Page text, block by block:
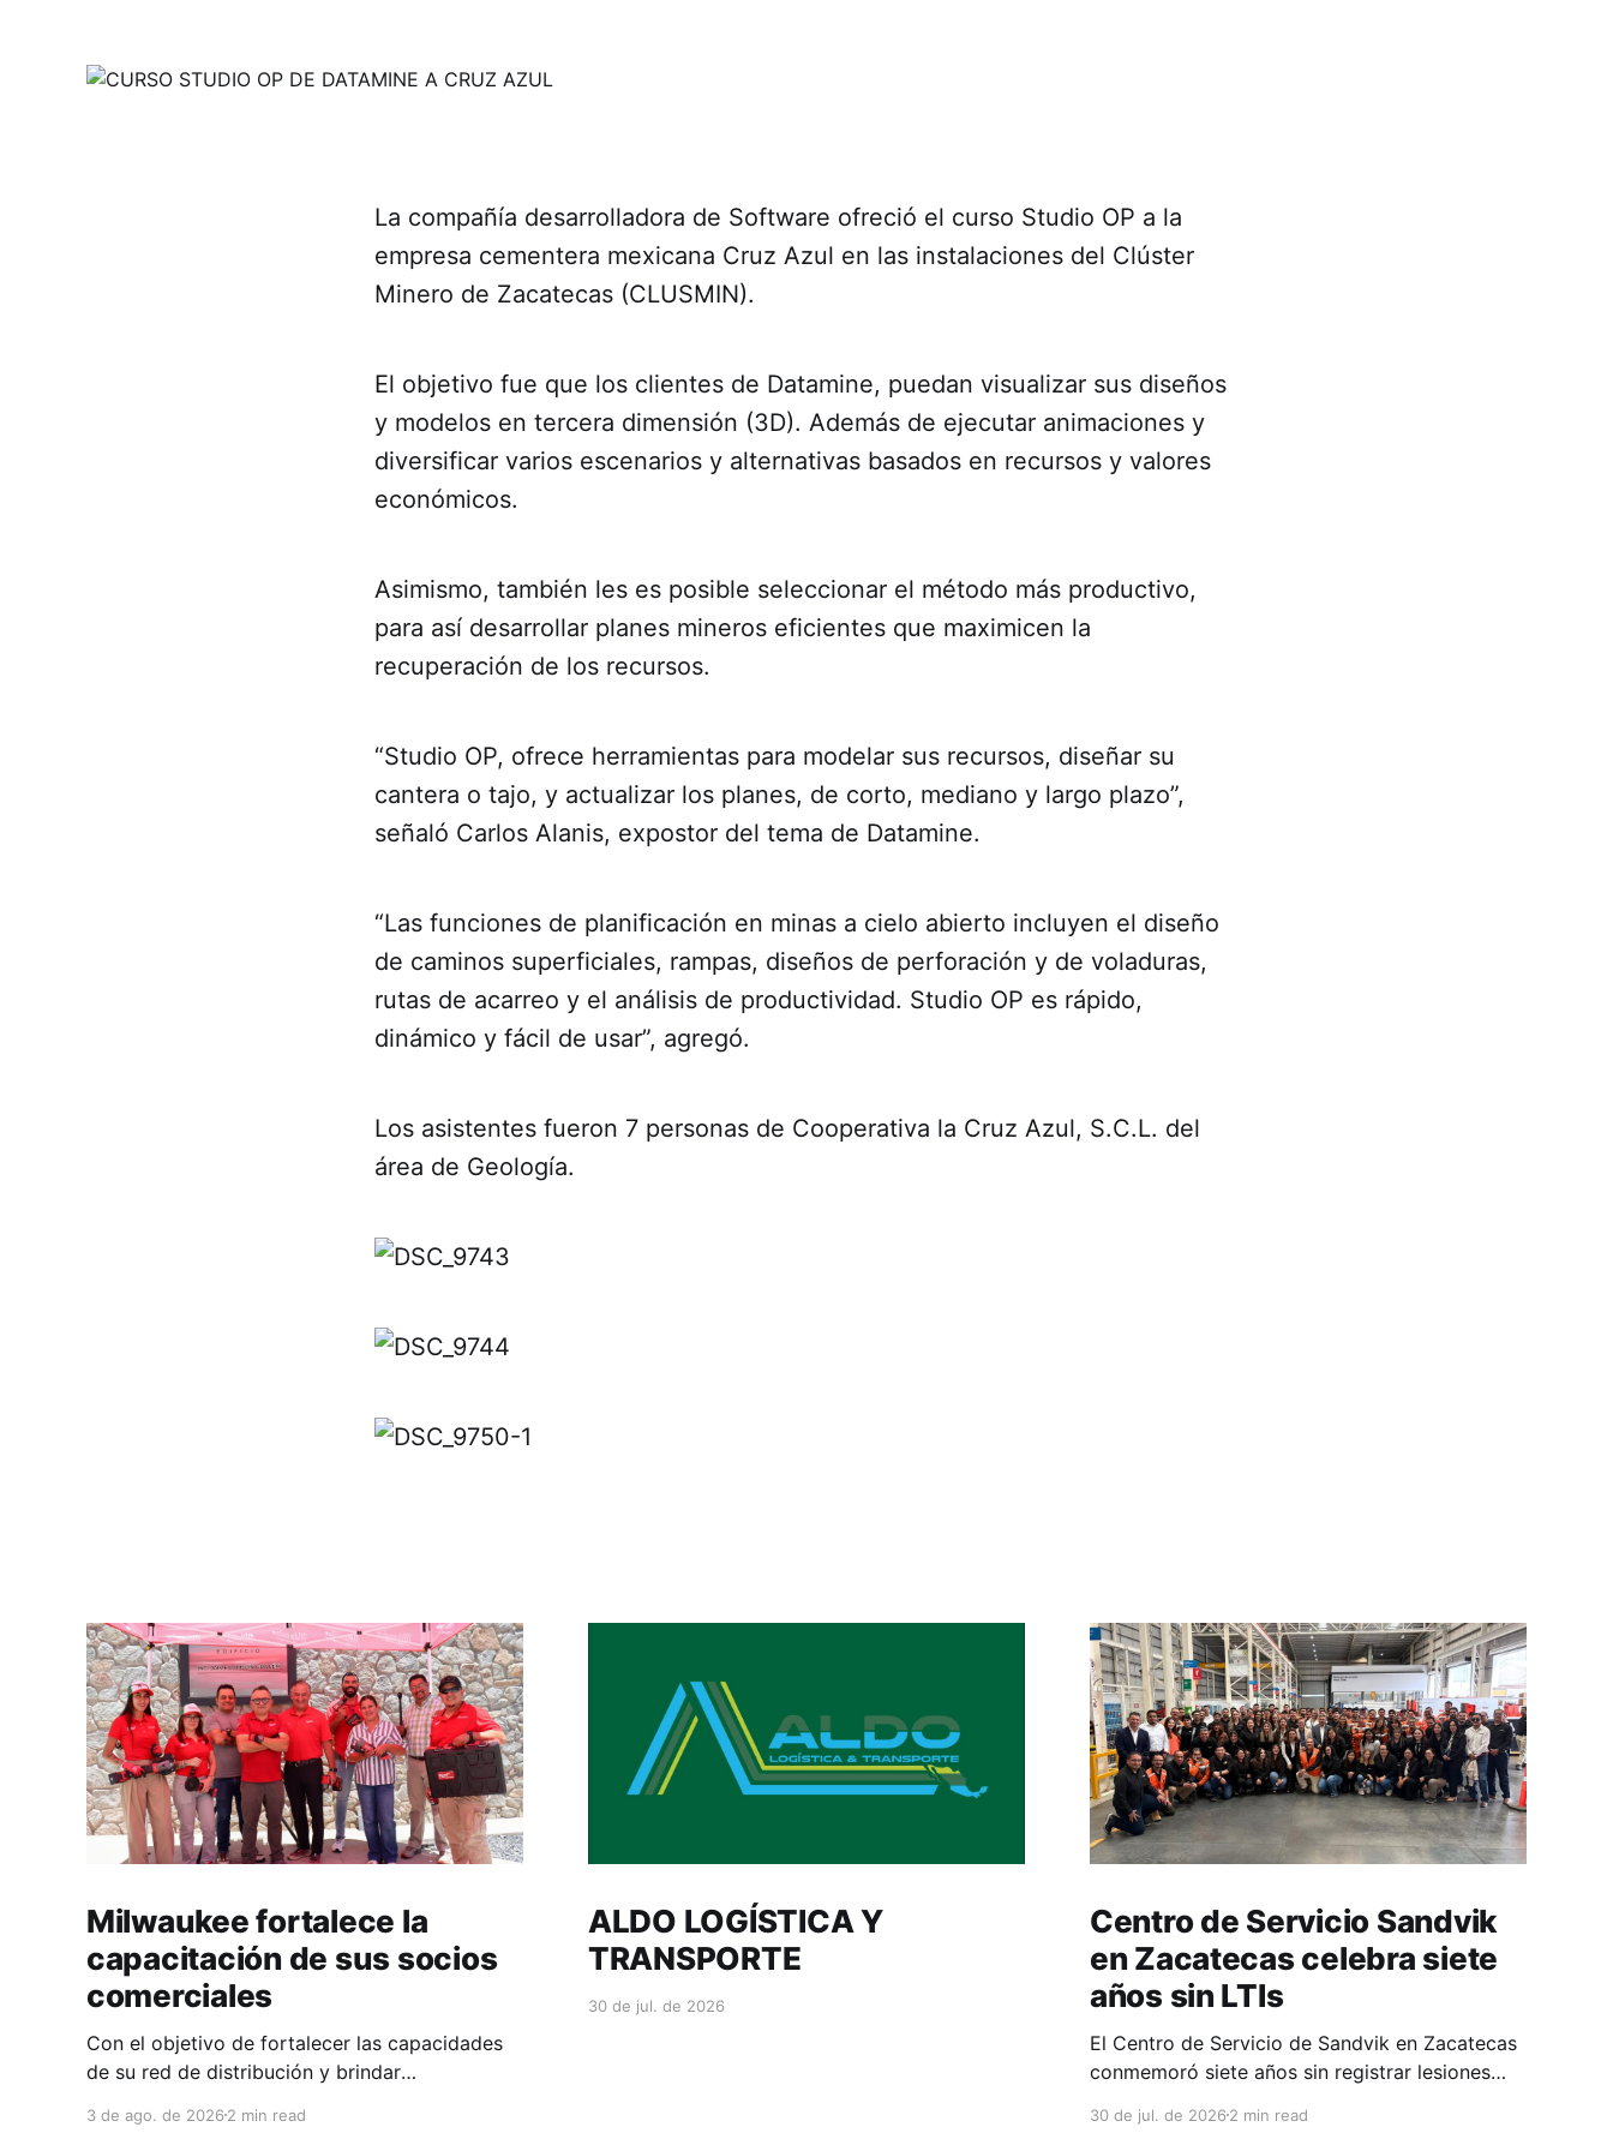
La compañía desarrolladora de Software ofreció el curso Studio OP a la
empresa cementera mexicana Cruz Azul en las instalaciones del Clúster
Minero de Zacatecas (CLUSMIN).
El objetivo fue que los clientes de Datamine, puedan visualizar sus diseños
y modelos en tercera dimensión (3D). Además de ejecutar animaciones y
diversificar varios escenarios y alternativas basados en recursos y valores
económicos.
Asimismo, también les es posible seleccionar el método más productivo,
para así desarrollar planes mineros eficientes que maximicen la
recuperación de los recursos.
“Studio OP, ofrece herramientas para modelar sus recursos, diseñar su
cantera o tajo, y actualizar los planes, de corto, mediano y largo plazo”,
señaló Carlos Alanis, expostor del tema de Datamine.
“Las funciones de planificación en minas a cielo abierto incluyen el diseño
de caminos superficiales, rampas, diseños de perforación y de voladuras,
rutas de acarreo y el análisis de productividad. Studio OP es rápido,
dinámico y fácil de usar”, agregó.
Los asistentes fueron 7 personas de Cooperativa la Cruz Azul, S.C.L. del
área de Geología.
Milwaukee fortalece la
capacitación de sus socios
comerciales
Con el objetivo de fortalecer las capacidades
de su red de distribución y brindar
desempeño comercial y técnico, Milwaukee
3 de ago. de 2026 2 min read
ALDO LOGÍSTICA Y
TRANSPORTE
30 de jul. de 2026
Centro de Servicio Sandvik
en Zacatecas celebra siete
años sin LTIs
El Centro de Servicio de Sandvik en Zacatecas
conmemoró siete años sin registrar lesiones
la consolidación de una cultura de seguridad
30 de jul. de 20262 min read